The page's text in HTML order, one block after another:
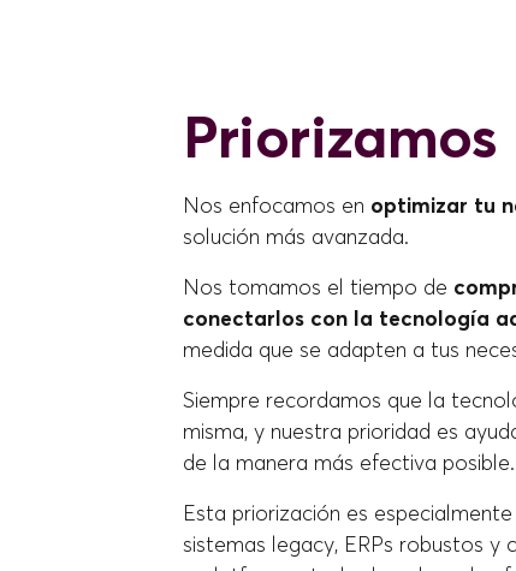
Nos enfocamos en optimizar tu
solución más avanzada.
Nos tomamos el tiempo de
conectarlos con la tecnología
medida que se adapten a tus
Siempre recordamos que la
misma, y nuestra prioridad es
de la manera más efectiva posible.
Esta priorización es
sistemas legacy, ERPs robustos